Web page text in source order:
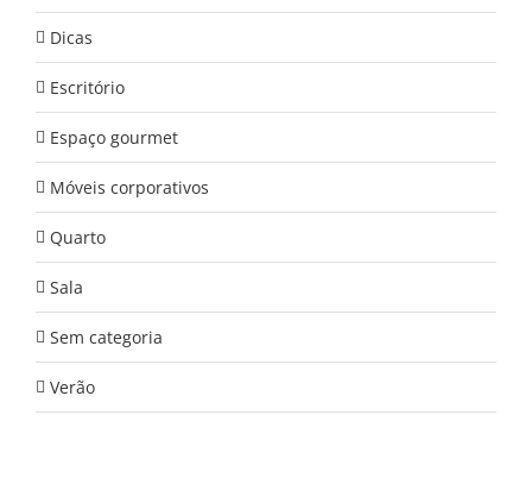
Dicas
Escritório
Espaço gourmet
Móveis corporativos
Quarto
Sala
Sem categoria
Verão